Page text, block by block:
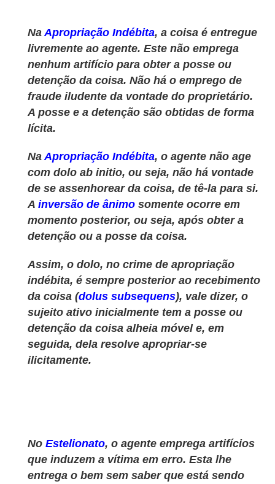
NaApropriação Indébita, a coisa é entregue
livremente ao agente. Este não emprega
nenhum artifício para obter a posse ou
detenção da coisa. Não há o emprego de
fraude iludente da vontade do proprietário.
A posse e a detençãosão obtidas de forma
lícita.
NaApropriação Indébita, o agente não age
com dolo ab initio, ou seja, não há vontade
de se assenhorear da coisa, de tê-la para si.
Ainversão de ânimo somente ocorre em
momento posterior, ou seja, após obter a
detenção ou a posse da coisa.
Assim, o dolo, no crime de apropriação
indébita, é sempre posterior ao recebimento
da coisa (dolus subsequens), vale dizer, o
sujeito ativo inicialmente tem a posse ou
detenção da coisa alheia móvel e, em
seguida, delaresolve apropriar-se
ilicitamente.
NoEstelionato, o agente emprega artifícios
que induzem a vítima em erro. Esta lhe
entrega o bem sem saber que está sendo